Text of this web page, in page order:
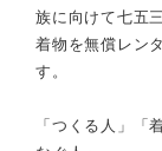
族に向けて七五
着物を無償レン
す。
「つくる人」「